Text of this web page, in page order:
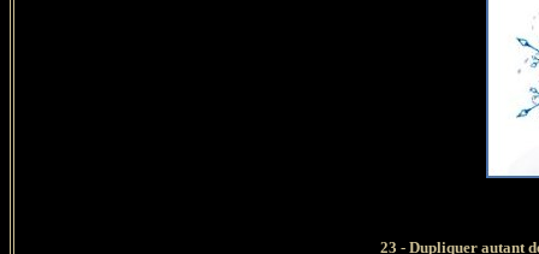
23 - Dupliquer autant